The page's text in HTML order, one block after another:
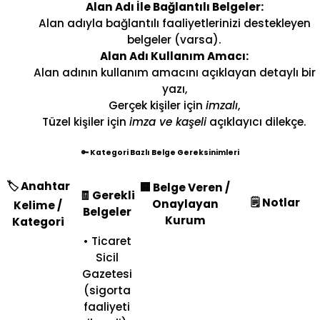
Alan Adı İle Bağlantılı Belgeler:
Alan adıyla bağlantılı faaliyetlerinizi destekleyen
belgeler (varsa).
Alan Adı Kullanım Amacı:
Alan adının kullanım amacını açıklayan detaylı bir
yazı,
Gerçek kişiler için imzalı,
Tüzel kişiler için imza ve kaşeliaçıklayıcı dilekçe.
🔑 Kategori Bazlı Belge Gereksinimleri
🏷️ Anahtar
Kelime /
Kategori
🧾 Gerekli
Belgeler
🏢 Belge Veren /
Onaylayan
Kurum
🗒️ Notlar
• Ticaret
Sicil
Gazetesi
(sigorta
faaliyeti